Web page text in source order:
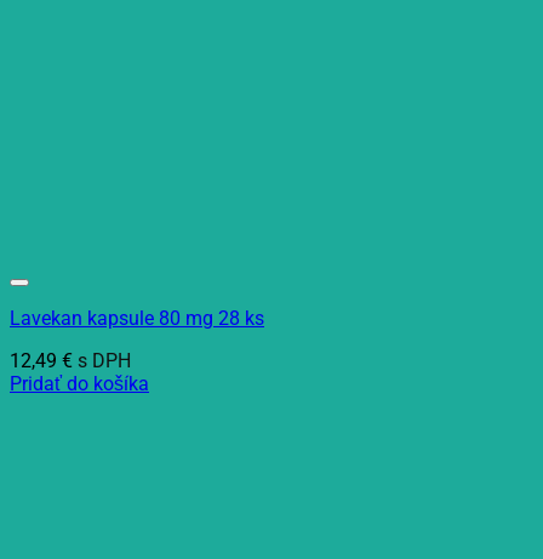
Lavekan kapsule 80 mg 28 ks
12,49 € s DPH
Pridať do košíka